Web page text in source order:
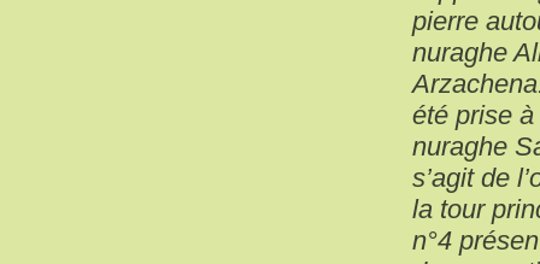
pierre
nuraghe
été prise à
nuraghe
s’agit de
la tour
n°4